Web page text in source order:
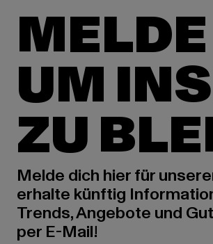
UM
ZU
Melde dich hier für
erhalte künftig
Trends, Angebote und
per E-Mail!